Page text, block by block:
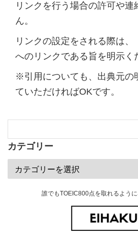
リンクを行う場合の許可や
ん。
リンクの設定をされる際は、
へのリンクである旨を明示く
※引用についても、出典元の
ていただければOKです。
カテゴリー
誰でもTOEIC800点を取れるよう